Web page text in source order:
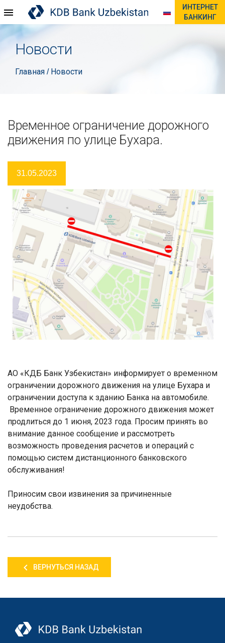
ИНТЕРНЕТ
БАНКИНГ
Новости
Главная / Новости
Временное ограничение дорожного
движения по улице Бухара.
31.05.2023
АО «КДБ Банк Узбекистан» информирует о временном
ограничении дорожного движения на улице Бухара и
ограничении доступа к зданию Банка на автомобиле.
Временное ограничение дорожного движения может
продлиться до 1 июня, 2023 года. Просим принять во
внимание данное сообщение и рассмотреть
возможность проведения расчетов и операций с
помощью систем дистанционного банковского
обслуживания!
Приносим свои извинения за причиненные
неудобства.
ВЕРНУТЬСЯ НАЗАД